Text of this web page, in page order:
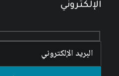
الإلكتروني